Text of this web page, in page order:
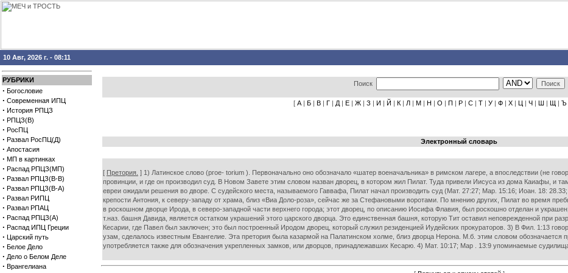
10 Авг, 2026 г. - 08:11
РУБРИКИ
· Богословие
· Современная ИПЦ
· История РПЦЗ
· РПЦЗ(В)
· РосПЦ
· Развал РосПЦ(Д)
· Апостасия
· МП в картинках
· Распад РПЦЗ(МП)
· Развал РПЦЗ(В-В)
· Развал РПЦЗ(В-А)
· Развал РИПЦ
· Развал РПАЦ
· Распад РПЦЗ(А)
· Распад ИПЦ Греции
· Царский путь
· Белое Дело
· Дело о Белом Деле
· Врангелиана
Поиск
[ А | Б | В | Г | Д | Е | Ж | З | И | Й | К | Л | М | Н | О | П | Р | С | Т | У | Ф | Х | Ц | Ч | Ш | Щ | Ъ
Электронный словарь
[ Претория. ] 1) Латинское слово (ргое- torium ). Первоначально оно обозначало «шатер военачальника» в римском лагере, а впоследствии (не
провинции, и где он производил суд. В Новом Завете этим словом назван дворец, в котором жил Пилат. Туда привели Иисуса из дома Каиафы, и
евреи ожидали решения во дворе. С судейского места, называемого Гаввафа, Пилат начал производить суд (Мат. 27:27; Map. 15:16; Иоан. 18:
крепости Антония, к северу-западу от храма, близ «Виа Доло-роза», сейчас же за Стефановыми воротами. По мнению других, Пилат во время
в роскошном дворце Ирода, в северо-западной части верхнего города; этот дворец, по описанию Иосифа Флавия, был роскошно отделан и
т.наз. башня Давида, является остатком украшений этого царского дворца. Это единственная башня, которую Тит оставил неповрежденной при
Кесарии, где Павел был заключен; это был построенный Иродом дворец, который служил резиденцией Иудейских прокураторов. 3) В Фил. 1:13
узам, сделалось известным Евангелие. Эта претория была казармой на Палатинском холме, близ дворца Нерона. М.б. этим словом обозначается
употребляется также для обозначения укрепленных замков, или дворцов, принадлежавших Кесарю. 4) Мат. 10:17; Map . 13:9 упоминаемые